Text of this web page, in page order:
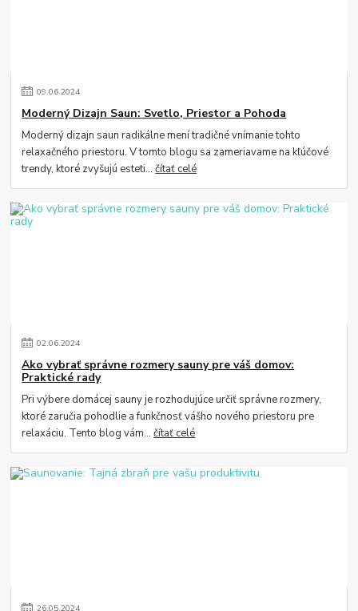
09.06.2024
Moderný Dizajn Saun: Svetlo, Priestor a Pohoda
Moderný dizajn saun radikálne mení tradičné vnímanie tohto
relaxačného priestoru. V tomto blogu sa zameriavame na kľúčové
trendy, ktoré zvyšujú esteti...čítať celé
02.06.2024
Ako vybrať správne rozmery sauny pre váš domov:
Praktické rady
Pri výbere domácej sauny je rozhodujúce určiť správne rozmery,
ktoré zaručia pohodlie a funkčnosť vášho nového priestoru pre
relaxáciu. Tento blog vám...čítať celé
26.05.2024